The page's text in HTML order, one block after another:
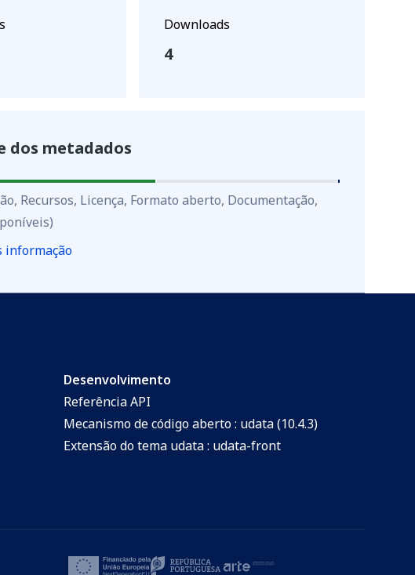
Downloads
4
dos metadados
Recursos, Licença, Formato aberto, Documentação,
informação
Desenvolvimento
Referência API
Mecanismo de código aberto : udata (10.4.3)
Extensão do tema udata : udata-front